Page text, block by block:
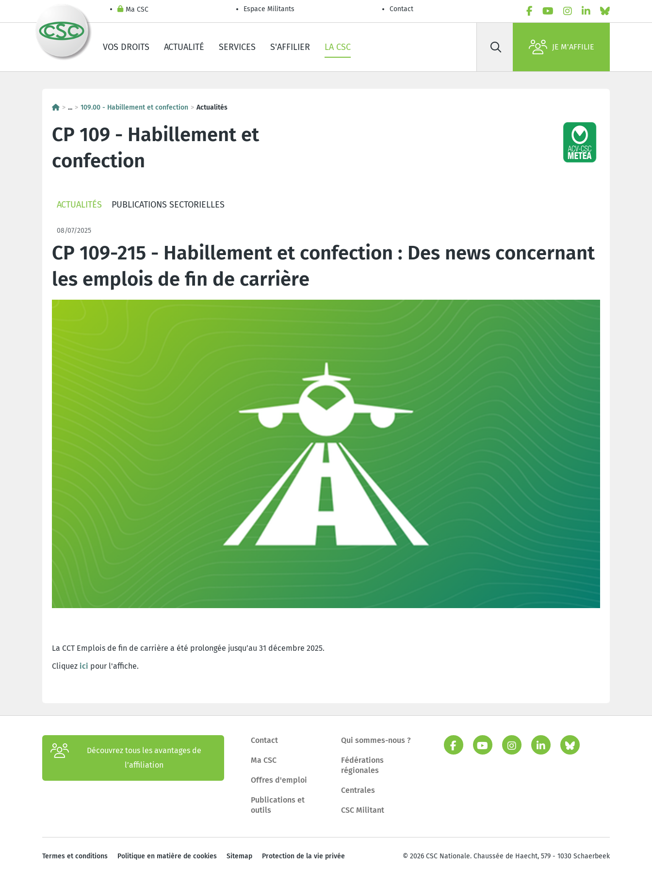
Ma CSC Espace Militants Contact
VOS DROITS ACTUALITÉ SERVICES S'AFFILIER LA CSC Rechercher JE M'AFFILIE
... 109.00 - Habillement et confection Actualités
CP 109 - Habillement et
confection
ACTUALITÉS PUBLICATIONS SECTORIELLES
08/07/2025
CP 109-215 - Habillement et confection : Des news concernant
les emplois de fin de carrière
La CCT Emplois de fin de carrière a été prolongée jusqu’au 31 décembre 2025.
Cliquez ici pour l'affiche.
Découvrez tous les avantages de
l’affiliation
Contact
Ma CSC
Offres d'emploi
Publications et
outils
Qui sommes-nous ?
Fédérations
régionales
Centrales
CSC Militant
Termes et conditions Politique en matière de cookies Sitemap Protection de la vie privée © 2026 CSC Nationale. Chaussée de Haecht, 579 - 1030 Schaerbeek